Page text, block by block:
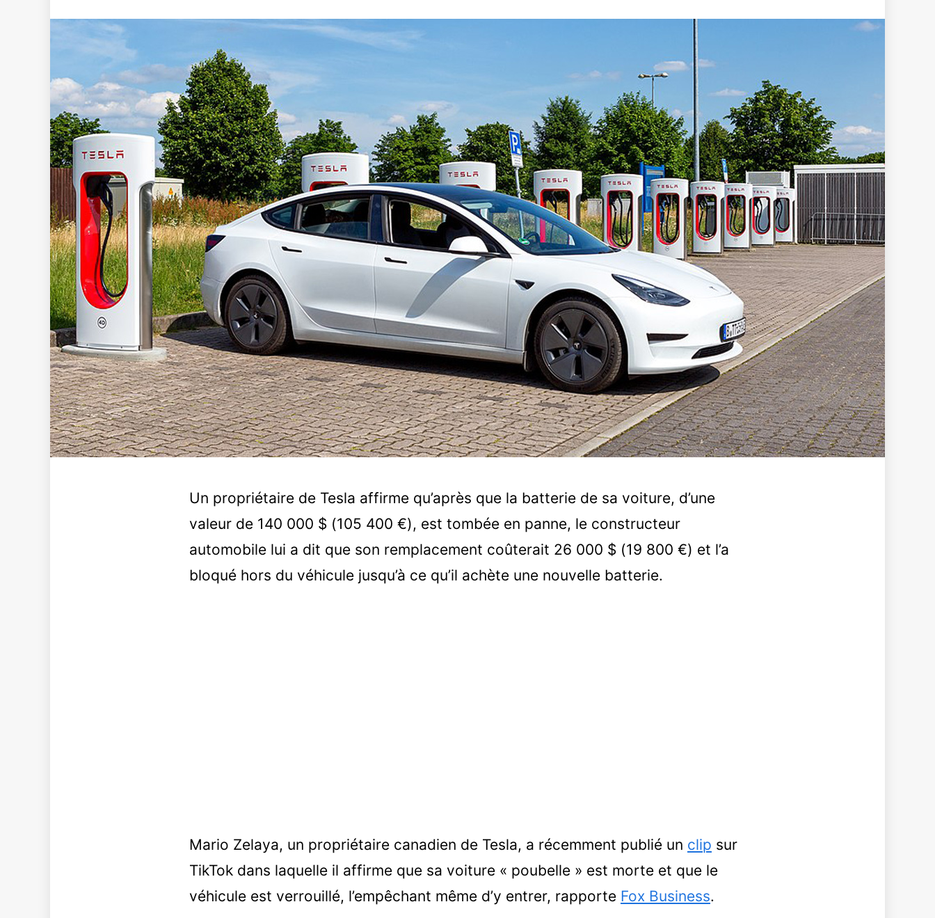
Un propriétaire de Tesla affirme qu’après que la batterie de sa voiture, d’une
valeur de 140 000 $ (105 400 €), est tombée en panne, le constructeur
automobile lui a dit que son remplacement coûterait 26 000 $ (19 800 €) et l’a
bloqué hors du véhicule jusqu’à ce qu’il achète une nouvelle batterie.
Mario Zelaya, un propriétaire canadien de Tesla, a récemment publié un clip sur
TikTok dans laquelle il affirme que sa voiture « poubelle » est morte et que le
véhicule est verrouillé, l’empêchant même d’y entrer, rapporte Fox Business.